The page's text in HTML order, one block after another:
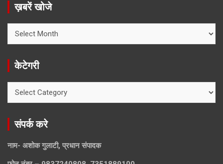
ख़बरें खोजे
खोजे
केटेगरी
संपर्क करे
नाम- अशोक गुलाटी, प्रधान संपादक